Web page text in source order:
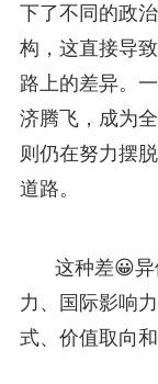
下了不同的政
构，这直接导
路上的差异。
济腾飞，成为
则仍在努力摆
道路。
这种差😀
力、国际影响
式、价值取向